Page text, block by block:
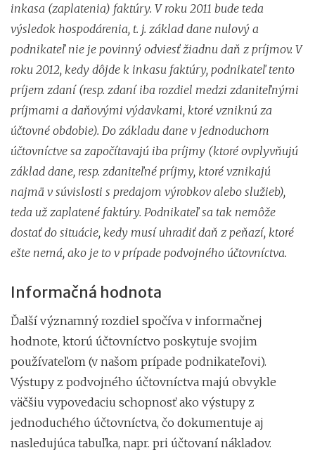
inkasa (zaplatenia) faktúry. V roku 2011 bude teda
výsledok hospodárenia, t. j. základ dane nulový a
podnikateľ nie je povinný odviesť žiadnu daň z príjmov. V
roku 2012, kedy dôjde k inkasu faktúry, podnikateľ tento
príjem zdaní (resp. zdaní iba rozdiel medzi zdaniteľnými
príjmami a daňovými výdavkami, ktoré vzniknú za
účtovné obdobie). Do základu dane v jednoduchom
účtovníctve sa započítavajú iba príjmy (ktoré ovplyvňujú
základ dane, resp. zdaniteľné príjmy, ktoré vznikajú
najmä v súvislosti s predajom výrobkov alebo služieb),
teda už zaplatené faktúry. Podnikateľ sa tak nemôže
dostať do situácie, kedy musí uhradiť daň z peňazí, ktoré
ešte nemá, ako je to v prípade podvojného účtovníctva.
Informačná hodnota
Ďalší významný rozdiel spočíva v informačnej
hodnote, ktorú účtovníctvo poskytuje svojim
používateľom (v našom prípade podnikateľovi).
Výstupy z podvojného účtovníctva majú obvykle
väčšiu vypovedaciu schopnosť ako výstupy z
jednoduchého účtovníctva, čo dokumentuje aj
nasledujúca tabuľka, napr. pri účtovaní nákladov.